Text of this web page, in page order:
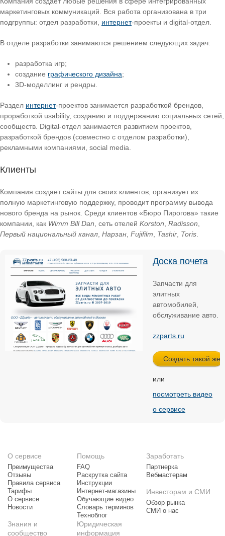
маркетинговых коммуникаций. Вся работа организована в три
подгруппы: отдел разработки, интернет-проекты и digital-отдел.
В отделе разработки занимаются решением следующих задач:
разработка игр;
создание графического дизайна;
3D-моделлинг и рендры.
Раздел интернет-проектов занимается разработкой брендов,
проработкой usability, созданию и поддержанию социальных сетей,
сообществ. Digital-отдел занимается развитием проектов,
разработкой брендов (совместно с отделом разработки),
рекламными компаниями, social media.
Клиенты
Компания создает сайты для своих клиентов, организует их
полную маркетинговую поддержку, проводит программу вывода
нового бренда на рынок. Среди клиентов «Бюро Пирогова» такие
компании, как Wimm Bill Dan, сеть отелей Korston, Radisson,
Первый национальный канал, Нарзан, Fujifilm, Tashir, Toris.
Доска почета
Запчасти для
элитных
автомобилей,
обслуживание авто.
zzparts.ru
или
посмотреть видео
о сервисе
О сервисе
Преимущества
Отзывы
Правила сервиса
Тарифы
О сервисе
Новости
Помощь
FAQ
Раскрутка сайта
Инструкции
Интернет-магазины
Обучающие видео
Словарь терминов
Техноблог
Заработать
Партнерка
Вебмастерам
Инвесторам и СМИ
Обзор рынка
СМИ о нас
Знания и
сообщество
Юридическая
информация